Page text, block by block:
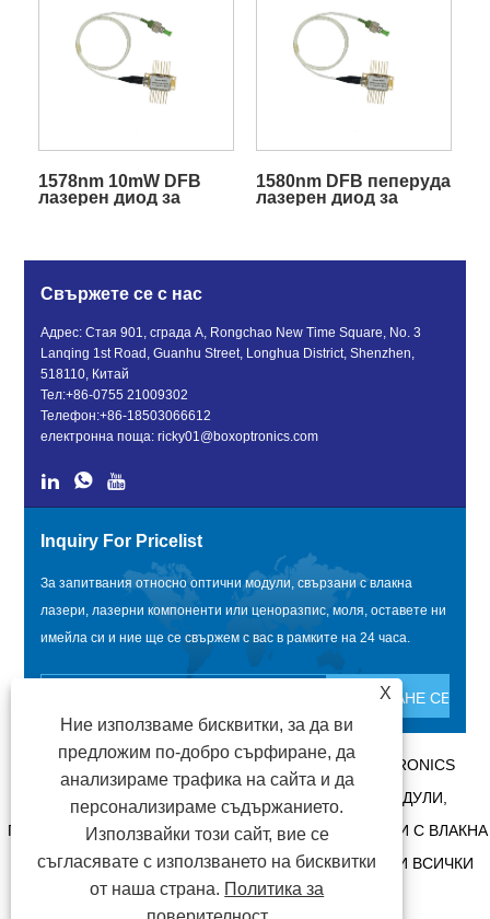
1578nm 10mW DFB
лазерен диод за
1580nm DFB пеперуда
лазерен диод за
Свържете се с нас
Адрес: Стая 901, сграда A, Rongchao New Time Square, No. 3
Lanqing 1st Road, Guanhu Street, Longhua District, Shenzhen,
518110, Китай
Тел:+86-0755 21009302
Телефон:+86-18503066612
електронна поща:ricky01@boxoptronics.com
Inquiry For Pricelist
За запитвания относно оптични модули, свързани с влакна
лазери, лазерни компоненти или ценоразпис, моля, оставете ни
имейла си и ние ще се свържем с вас в рамките на 24 часа.
АВТОРСКО ПРАВО @ 2020 SHENZHEN BOX OPTRONICS
TECHNOLOGY CO., LTD. - КИТАЙ ОПТИЧНИ МОДУЛИ,
ПРОИЗВОДИТЕЛИ НА ОПТИЧНИ МОДУЛИ, СВЪРЗАНИ С ВЛАКНА
ЛАЗЕРИ, ДОСТАВЧИЦИ НА ЛАЗЕРНИ КОМПОНЕНТИ ВСИЧКИ
ПРАВА ЗАПАЗЕНИ.
X
Ние използваме бисквитки, за да ви
предложим по-добро сърфиране, да
анализираме трафика на сайта и да
персонализираме съдържанието.
Използвайки този сайт, вие се
съгласявате с използването на бисквитки
от наша страна. Политика за